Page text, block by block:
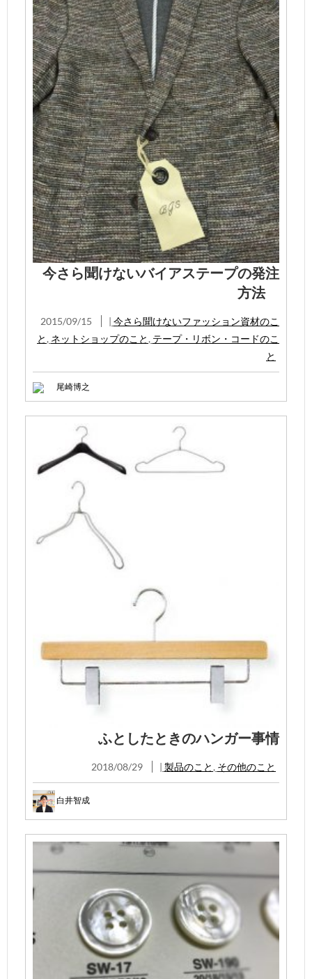
今さら聞けないバイアステープの発注
方法
2015/09/15 | 今さら聞けないファッション資材のこ
と , ネットショップのこと , テープ・リボン・コードのこ
と
尾崎博之
ふとしたときのハンガー事情
2018/08/29 | 製品のこと , その他のこと
白井智成